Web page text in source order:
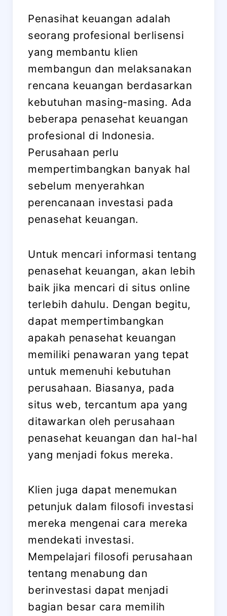
Penasihat keuangan adalah
seorang profesional berlisensi
yang membantu klien
membangun dan melaksanakan
rencana keuangan berdasarkan
kebutuhan masing-masing. Ada
beberapa penasehat keuangan
profesional di Indonesia.
Perusahaan perlu
mempertimbangkan banyak hal
sebelum menyerahkan
perencanaan investasi pada
penasehat keuangan.
Untuk mencari informasi tentang
penasehat keuangan, akan lebih
baik jika mencari di situs online
terlebih dahulu. Dengan begitu,
dapat mempertimbangkan
apakah penasehat keuangan
memiliki penawaran yang tepat
untuk memenuhi kebutuhan
perusahaan. Biasanya, pada
situs web, tercantum apa yang
ditawarkan oleh perusahaan
penasehat keuangan dan hal-hal
yang menjadi fokus mereka.
Klien juga dapat menemukan
petunjuk dalam filosofi investasi
mereka mengenai cara mereka
mendekati investasi.
Mempelajari filosofi perusahaan
tentang menabung dan
berinvestasi dapat menjadi
bagian besar cara memilih